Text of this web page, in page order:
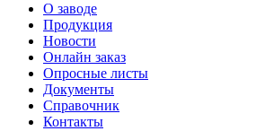
О заводе
Продукция
Новости
Онлайн заказ
Опросные листы
Документы
Справочник
Контакты